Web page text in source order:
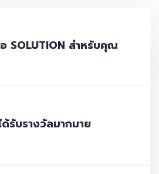
SOLUTION สำหรับคุณ
ด้รับรางวัลมากมาย